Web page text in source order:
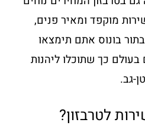
מוקפד ומאיר פנים,
בונוס אתם תימצאו
כך שתוכלו ליהנות
גב.
לטרבזון?